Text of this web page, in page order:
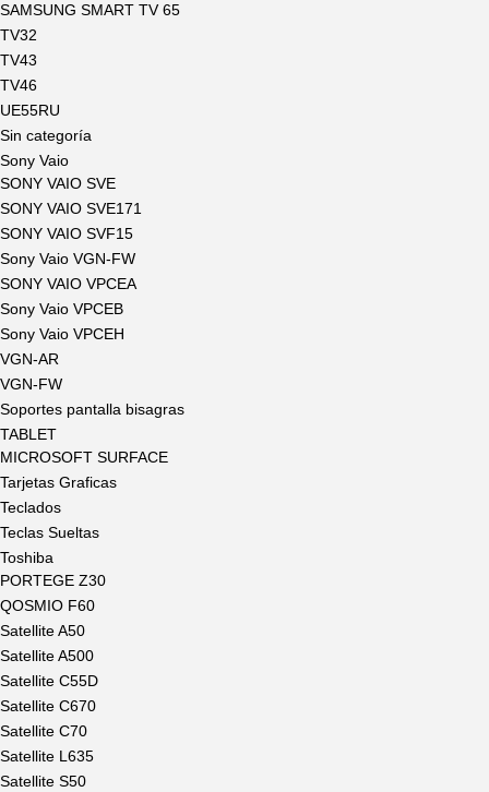
SAMSUNG SMART TV 65
TV32
TV43
TV46
UE55RU
Sin categoría
Sony Vaio
SONY VAIO SVE
SONY VAIO SVE171
SONY VAIO SVF15
Sony Vaio VGN-FW
SONY VAIO VPCEA
Sony Vaio VPCEB
Sony Vaio VPCEH
VGN-AR
VGN-FW
Soportes pantalla bisagras
TABLET
MICROSOFT SURFACE
Tarjetas Graficas
Teclados
Teclas Sueltas
Toshiba
PORTEGE Z30
QOSMIO F60
Satellite A50
Satellite A500
Satellite C55D
Satellite C670
Satellite C70
Satellite L635
Satellite S50